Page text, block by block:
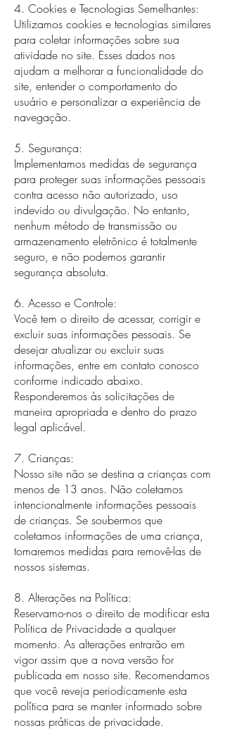
4. Cookies e Tecnologias Semelhantes:
Utilizamos cookies e tecnologias similares
para coletar informações sobre sua
atividade no site. Esses dados nos
ajudam a melhorar a funcionalidade do
site, entender o comportamento do
usuário e personalizar a experiência de
navegação.
5. Segurança:
Implementamos medidas de segurança
para proteger suas informações pessoais
contra acesso não autorizado, uso
indevido ou divulgação. No entanto,
nenhum método de transmissão ou
armazenamento eletrônico é totalmente
seguro, e não podemos garantir
segurança absoluta.
6. Acesso e Controle:
Você tem o direito de acessar, corrigir e
excluir suas informações pessoais. Se
desejar atualizar ou excluir suas
informações, entre em contato conosco
conforme indicado abaixo.
Responderemos às solicitações de
maneira apropriada e dentro do prazo
legal aplicável.
7. Crianças:
Nosso site não se destina a crianças com
menos de 13 anos. Não coletamos
intencionalmente informações pessoais
de crianças. Se soubermos que
coletamos informações de uma criança,
tomaremos medidas para removê-las de
nossos sistemas.
8. Alterações na Política:
Reservamo-nos o direito de modificar esta
Política de Privacidade a qualquer
momento. As alterações entrarão em
vigor assim que a nova versão for
publicada em nosso site. Recomendamos
que você reveja periodicamente esta
política para se manter informado sobre
nossas práticas de privacidade.